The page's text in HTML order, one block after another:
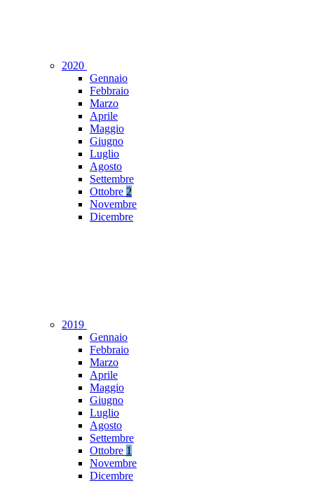
2020
Gennaio
Febbraio
Marzo
Aprile
Maggio
Giugno
Luglio
Agosto
Settembre
Ottobre 2
Novembre
Dicembre
2019
Gennaio
Febbraio
Marzo
Aprile
Maggio
Giugno
Luglio
Agosto
Settembre
Ottobre 1
Novembre
Dicembre